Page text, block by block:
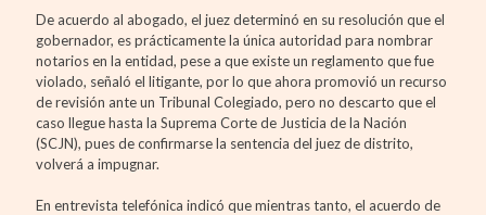
De acuerdo al abogado, el juez determinó en su resolución que el
gobernador, es prácticamente la única autoridad para nombrar
notarios en la entidad, pese a que existe un reglamento que fue
violado, señaló el litigante, por lo que ahora promovió un recurso
de revisión ante un Tribunal Colegiado, pero no descarto que el
caso llegue hasta la Suprema Corte de Justicia de la Nación
(SCJN), pues de confirmarse la sentencia del juez de distrito,
volverá a impugnar.
En entrevista telefónica indicó que mientras tanto, el acuerdo de